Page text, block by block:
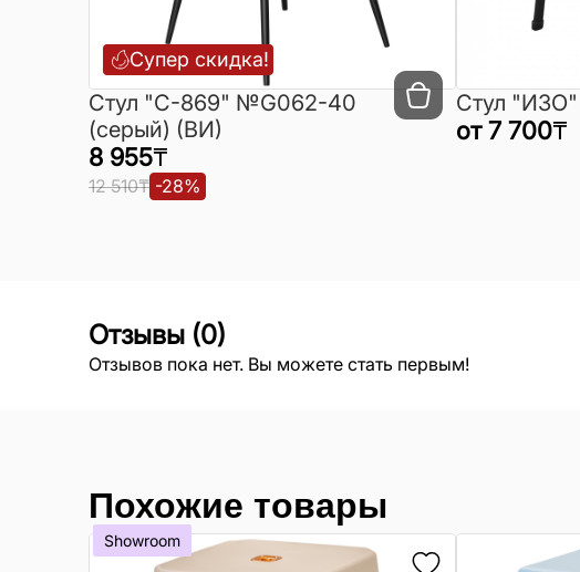
Супер скидка!
Cтул "C-869" №G062-40
(серый) (ВИ)
8 955₸
12 510₸ -28%
Стул "ИЗО"
от 7 700₸
Отзывы (0)
Отзывов пока нет. Вы можете стать первым!
Похожие товары
Showroom